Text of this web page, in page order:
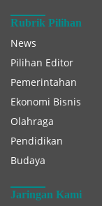
Rubrik Pilihan
News
Pilihan Editor
Pemerintahan
Ekonomi Bisnis
Olahraga
Pendidikan
Budaya
Jaringan Kami